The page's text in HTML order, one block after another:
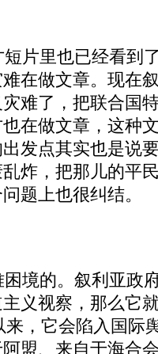
片里也已经看到
在做文章。现在
难了，把联合国
在做文章，这种
发点其实也是说
炸，把那儿的平
题上也很纠结。
境的。叙利亚政
义视察，那么它
，它会陷入国际
盟、来自于海合